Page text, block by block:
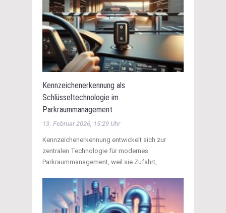
Kennzeichenerkennung als
Schlüsseltechnologie im
Parkraummanagement
13. Februar 2026, 15:29 Uhr
Kennzeichenerkennung entwickelt sich zur
zentralen Technologie für modernes
Parkraummanagement, weil sie Zufahrt,